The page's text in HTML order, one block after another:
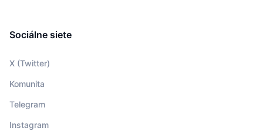
Sociálne siete
X (Twitter)
Komunita
Telegram
Instagram